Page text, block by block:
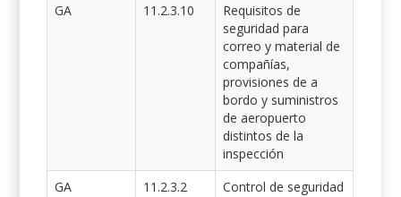
GA
11.2.3.10
Requisitos de
seguridad para
correo y material de
compañías,
provisiones de a
bordo y suministros
de aeropuerto
distintos de la
inspección
GA
11.2.3.2
Control de seguridad